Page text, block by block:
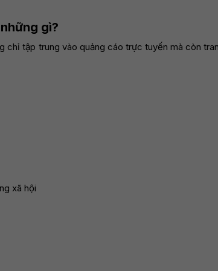
gì?
chỉ tập trung vào quảng cáo trực tuyến mà còn
xã hội